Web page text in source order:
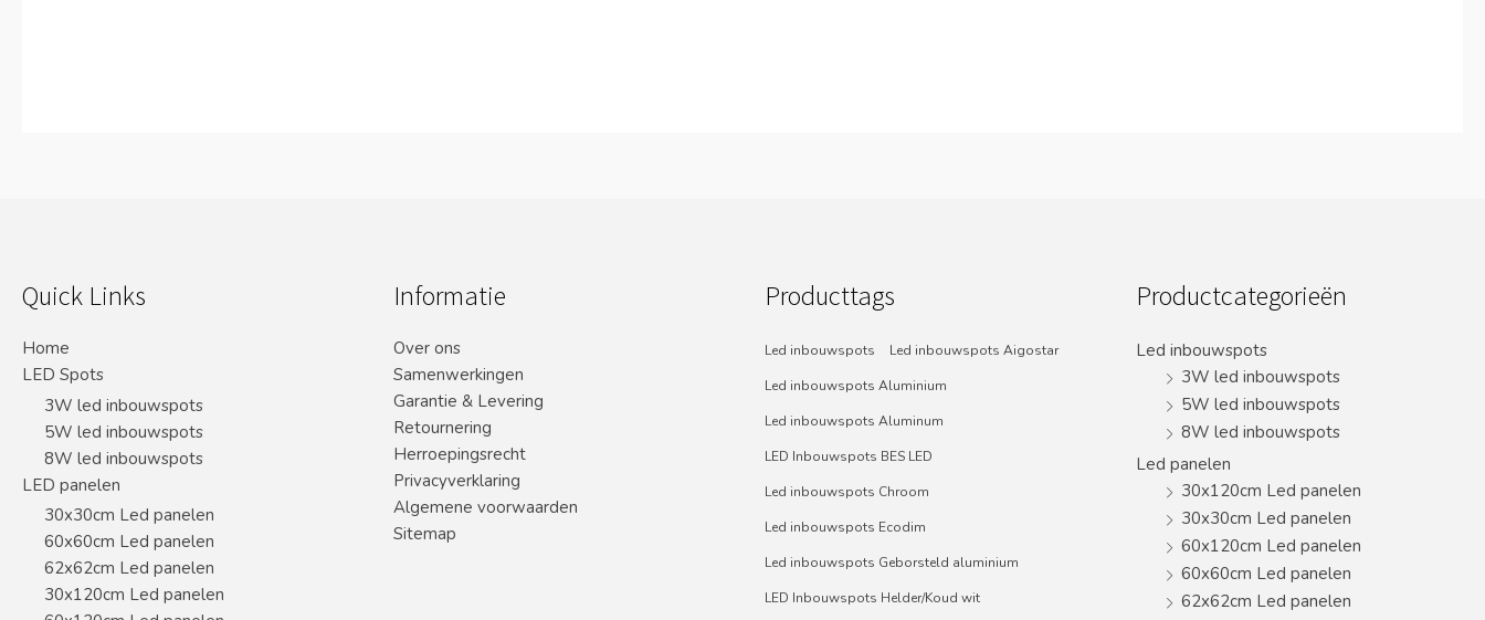
Quick Links
Home
LED Spots
3W led inbouwspots
5W led inbouwspots
8W led inbouwspots
LED panelen
30x30cm Led panelen
60x60cm Led panelen
62x62cm Led panelen
30x120cm Led panelen
Informatie
Over ons
Samenwerkingen
Garantie & Levering
Retournering
Herroepingsrecht
Privacyverklaring
Algemene voorwaarden
Sitemap
Producttags
Led inbouwspots
Led inbouwspots Aigostar
Led inbouwspots Aluminium
Led inbouwspots Aluminum
LED Inbouwspots BES LED
Led inbouwspots Chroom
Led inbouwspots Ecodim
Led inbouwspots Geborsteld aluminium
LED Inbouwspots Helder/Koud wit
Productcategorieën
Led inbouwspots
3W led inbouwspots
5W led inbouwspots
8W led inbouwspots
Led panelen
30x120cm Led panelen
30x30cm Led panelen
60x120cm Led panelen
60x60cm Led panelen
62x62cm Led panelen